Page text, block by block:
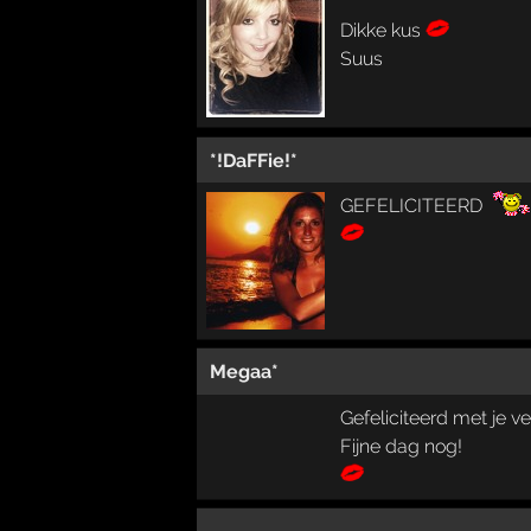
Dikke kus
Suus
*!DaFFie!*
GEFELICITEERD
Megaa*
Gefeliciteerd met je
Fijne dag nog!